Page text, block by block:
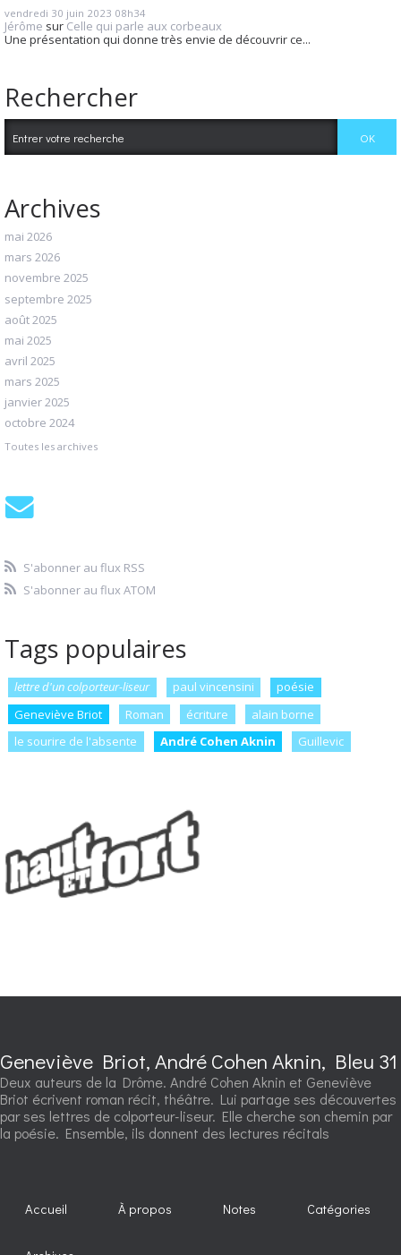
vendredi 30 juin 2023 08h34
Jérôme sur Celle qui parle aux corbeaux
Une présentation qui donne très envie de découvrir ce...
Rechercher
Archives
mai 2026
mars 2026
novembre 2025
septembre 2025
août 2025
mai 2025
avril 2025
mars 2025
janvier 2025
octobre 2024
Toutes les archives
S'abonner au flux RSS
S'abonner au flux ATOM
Tags populaires
lettre d'un colporteur-liseur paul vincensini
poésie
Geneviève Briot
Roman écriture
alain borne
le sourire de l'absente
André Cohen Aknin Guillevic
Geneviève Briot, André Cohen Aknin, Bleu 31
Deux auteurs de la Drôme. André Cohen Aknin et Geneviève
Briot écrivent roman récit, théâtre. Lui partage ses découvertes
par ses lettres de colporteur-liseur. Elle cherche son chemin par
la poésie. Ensemble, ils donnent des lectures récitals
Accueil À propos Notes Catégories